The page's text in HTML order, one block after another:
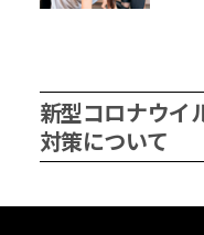
新型コロナウイ
対策について